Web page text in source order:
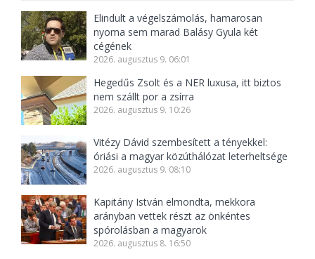
Elindult a végelszámolás, hamarosan
nyoma sem marad Balásy Gyula két
cégének
2026. augusztus 9. 06:01
Hegedűs Zsolt és a NER luxusa, itt biztos
nem szállt por a zsírra
2026. augusztus 9. 10:26
Vitézy Dávid szembesített a tényekkel:
óriási a magyar közúthálózat leterheltsége
2026. augusztus 9. 08:10
Kapitány István elmondta, mekkora
arányban vettek részt az önkéntes
spórolásban a magyarok
2026. augusztus 8. 16:50